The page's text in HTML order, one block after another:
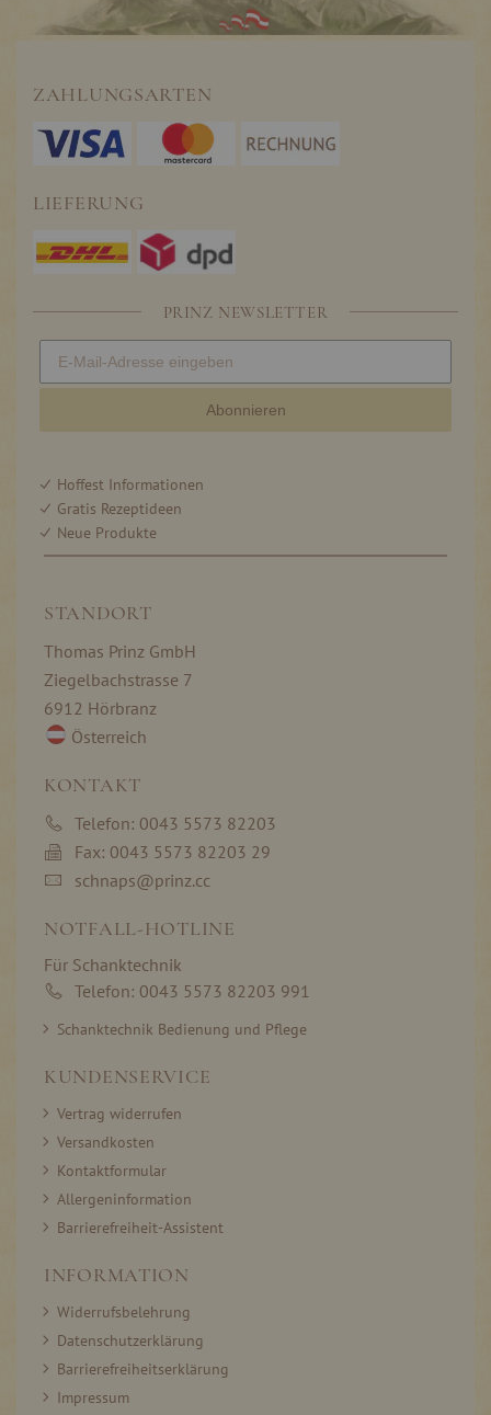
ZAHLUNGSARTEN
LIEFERUNG
PRINZ NEWSLETTER
Abonnieren
Hoffest Informationen
Gratis Rezeptideen
Neue Produkte
STANDORT
Thomas Prinz GmbH
Ziegelbachstrasse 7
6912 Hörbranz
Österreich
KONTAKT
Telefon: 0043 5573 82203
Fax: 0043 5573 82203 29
schnaps@prinz.cc
NOTFALL-HOTLINE
Für Schanktechnik
Telefon: 0043 5573 82203 991
Schanktechnik Bedienung und Pflege
KUNDENSERVICE
Vertrag widerrufen
Versandkosten
Kontaktformular
Allergeninformation
Barrierefreiheit-Assistent
INFORMATION
Widerrufsbelehrung
Datenschutzerklärung
Barrierefreiheitserklärung
Impressum